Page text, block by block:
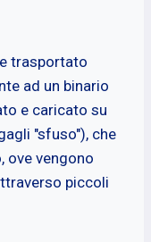
trasportato
ad un binario
e caricato su
"sfuso"), che
ove vengono
piccoli